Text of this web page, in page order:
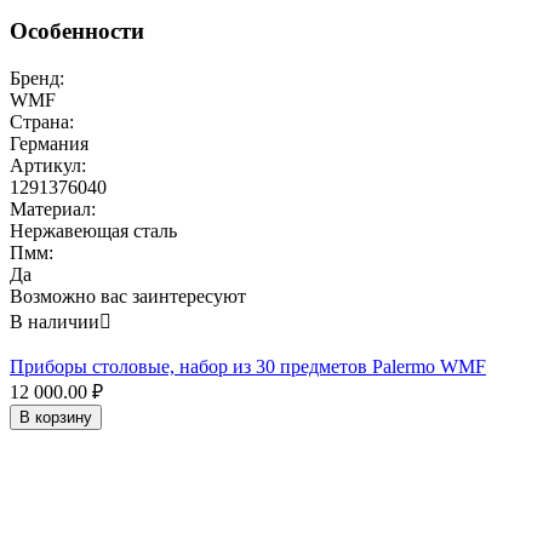
Особенности
Бренд:
WMF
Страна:
Германия
Артикул:
1291376040
Материал:
Нержавеющая сталь
Пмм:
Да
Возможно вас заинтересуют
В наличии
Приборы столовые, набор из 30 предметов Palermo WMF
12 000.00 ₽
В корзину